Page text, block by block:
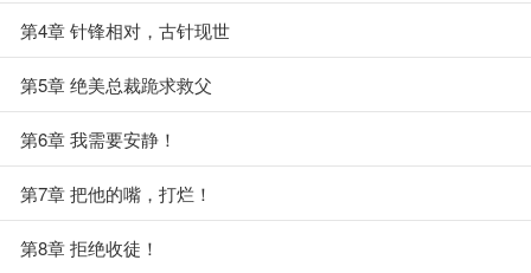
第4章 针锋相对，古针现世
第5章 绝美总裁跪求救父
第6章 我需要安静！
第7章 把他的嘴，打烂！
第8章 拒绝收徒！